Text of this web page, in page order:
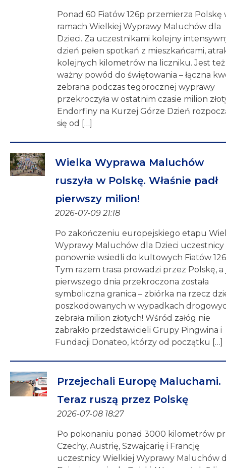
Ponad 60 Fiatów 126p przemierza Polskę
ramach Wielkiej Wyprawy Maluchów dla
Dzieci. Za uczestnikami kolejny
dzień pełen spotkań z mieszkańcami,
kolejnych kilometrów na liczniku. Jest też
ważny powód do świętowania – łączna
zebrana podczas tegorocznej wyprawy
przekroczyła w ostatnim czasie milion
Endorfiny na Kurzej Górze Dzień
się od […]
Wielka Wyprawa Maluchów
ruszyła w Polskę. Właśnie padł
pierwszy milion!
2026-07-09 21:18
Po zakończeniu europejskiego etapu
Wyprawy Maluchów dla Dzieci uczestnicy
ponownie wsiedli do kultowych Fiatów
Tym razem trasa prowadzi przez Polskę, a
pierwszego dnia przekroczona została
symboliczna granica – zbiórka na rzecz
poszkodowanych w wypadkach
zebrała milion złotych! Wśród załóg nie
zabrakło przedstawicieli Grupy Pingwina i
Fundacji Donateo, którzy od początku […]
Przejechali Europę Maluchami.
Teraz ruszą przez Polskę
2026-07-08 18:27
Po pokonaniu ponad 3000 kilometrów
Czechy, Austrię, Szwajcarię i Francję
uczestnicy Wielkiej Wyprawy Maluchów